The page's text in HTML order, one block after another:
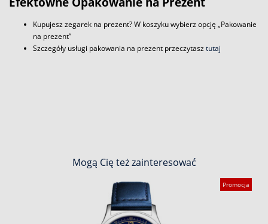
Kupujesz zegarek na prezent? W koszyku wybierz opcję „Pakowanie
na prezent”
Szczegóły usługi pakowania na prezent przeczytasztutaj
Mogą Cię też zainteresować
Promocja